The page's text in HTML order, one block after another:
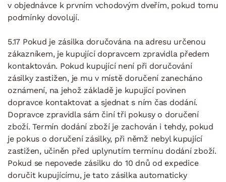
v objednávce k prvním vchodovým dveřím, pokud tomu
podmínky dovolují.
5.17 Pokud je zásilka doručována na adresu určenou
zákazníkem, je kupující dopravcem zpravidla předem
kontaktován. Pokud kupující není při doručování
zásilky zastižen, je mu v místě doručení zanecháno
oznámení, na jehož základě je kupující povinen
dopravce kontaktovat a sjednat s ním čas dodání.
Dopravce zpravidla sám činí tři pokusy o doručení
zboží. Termín dodání zboží je zachován i tehdy, pokud
je pokus o doručení zásilky, při němž nebyl kupující
zastižen, učiněn před uplynutím termínu dodání zboží.
Pokud se nepovede zásilku do 10 dnů od expedice
doručit kupujícímu, je tato zásilka automaticky